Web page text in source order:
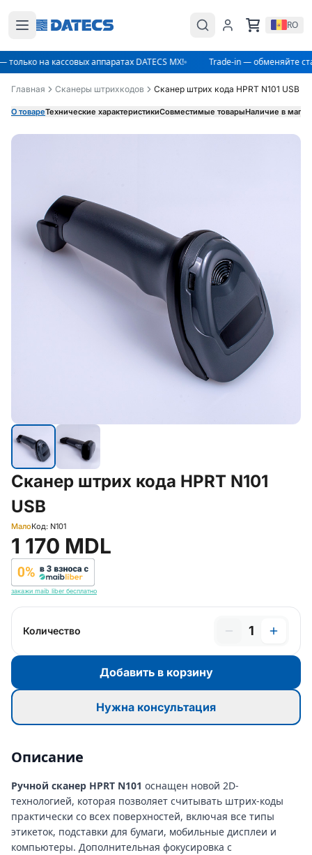
RO
только на кассовых аппаратах DATECS MX! Trade-in — обменяйте
Главная Сканеры штрихкодов Сканер штрих кода HPRT N101 USB
О товареТехнические характеристикиСовместимые товарыНаличие в
Сканер штрих кода HPRT N101
USB
МалоКод: N101
1 170 MDL
закажи maib liber бесплатно
Количество 1
Добавить в корзину
Нужна консультация
Описание
Ручной сканер HPRT N101 оснащен новой 2D-
технологией, которая позволяет считывать штрих-коды
практически со всех поверхностей, включая все типы
этикеток, подставки для бумаги, мобильные дисплеи и
компьютеры. Дополнительная фокусировка с